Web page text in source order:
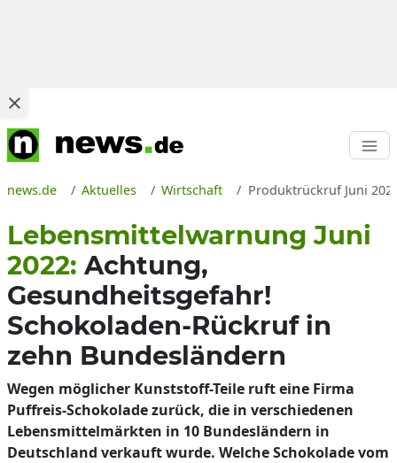
news.de Aktuelles Wirtschaft Produktrückruf Juni
Lebensmittelwarnung Juni
2022: Achtung,
Gesundheitsgefahr!
Schokoladen-Rückruf in
zehn Bundesländern
Wegen möglicher Kunststoff-Teile ruft eine Firma
Puffreis-Schokolade zurück, die in verschiedenen
Lebensmittelmärkten in 10 Bundesländern in
Deutschland verkauft wurde. Welche Schokolade vom